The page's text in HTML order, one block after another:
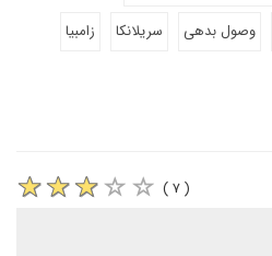
وصول بدهی سریلانکا
زامبیا
( ۷ )